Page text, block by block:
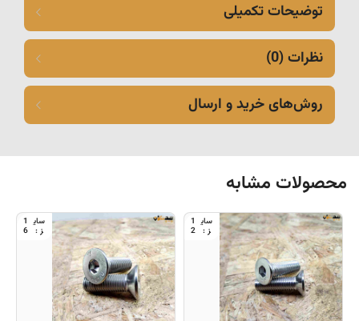
توضیحات تکمیلی
نظرات (0)
روش‌های خرید و ارسال
محصولات مشابه
1
2
1
6